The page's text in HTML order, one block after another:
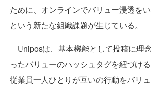
ために、オンラインでバリュー浸透を
という新たな組織課題が生じている。
Uniposは、基本機能として投稿に理
ったバリューのハッシュタグを紐づける
従業員一人ひとりが互いの行動をバリ